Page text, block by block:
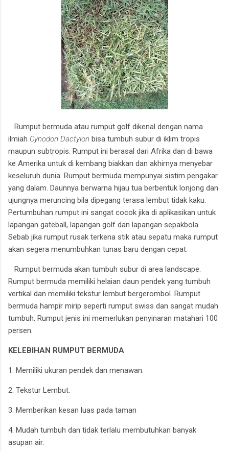
Rumput bermuda atau rumput golf dikenal dengan nama
ilmiah Cynodon Dactylon bisa tumbuh subur di iklim tropis
maupun subtropis. Rumput ini berasal dari Afrika dan di bawa
ke Amerika untuk di kembang biakkan dan akhirnya menyebar
keseluruh dunia. Rumput bermuda mempunyai sistim pengakar
yang dalam. Daunnya berwarna hijau tua berbentuk lonjong dan
ujungnya meruncing bila dipegang terasa lembut tidak kaku.
Pertumbuhan rumput ini sangat cocok jika di aplikasikan untuk
lapangan gateball, lapangan golf dan lapangan sepakbola.
Sebab jika rumput rusak terkena stik atau sepatu maka rumput
akan segera menumbuhkan tunas baru dengan cepat.
Rumput bermuda akan tumbuh subur di area landscape.
Rumput bermuda memiliki helaian daun pendek yang tumbuh
vertikal dan memiliki tekstur lembut bergerombol. Rumput
bermuda hampir mirip seperti rumput swiss dan sangat mudah
tumbuh. Rumput jenis ini memerlukan penyinaran matahari 100
persen.
KELEBIHAN RUMPUT BERMUDA
1. Memiliki ukuran pendek dan menawan.
2. Tekstur Lembut.
3. Memberikan kesan luas pada taman
4. Mudah tumbuh dan tidak terlalu membutuhkan banyak
asupan air.